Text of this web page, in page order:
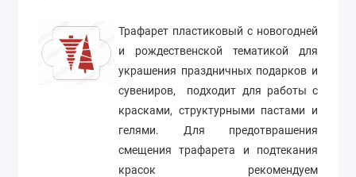
Трафарет пластиковый с новогодней
и рождественской тематикой для
украшения праздничных подарков и
сувениров, подходит для работы с
красками, структурными пастами и
гелями. Для предотврашения
смещения трафарета и подтекания
красок рекомендуем